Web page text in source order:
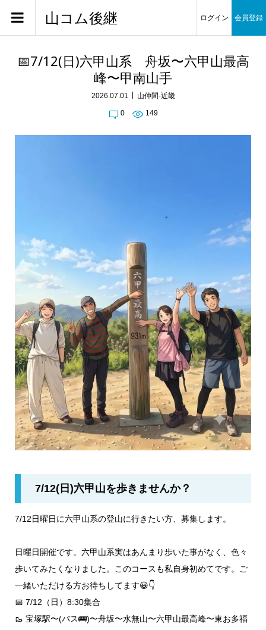
山コム後継 ログイン 会員登録
📅7/12(日)六甲山系 舟坂〜六甲山最高
峰〜甲南山手
2026.07.01 山仲間-近畿
0 149
7/12(日)六甲山を歩きませんか？
7/12日曜日に六甲山系の登山に行きたい方、募集します。
日曜日開催です。六甲山系実はあんまり歩いた事がなく、色々
歩いてみたくなりました。このコースも私自身初めてです。ご
一緒いただける方お待ちしてます😀👇
📅 7/12（日）8:30集合
🥾 宝塚駅〜(バス🚌)〜舟坂〜水無山〜六甲山最高峰〜東お多福